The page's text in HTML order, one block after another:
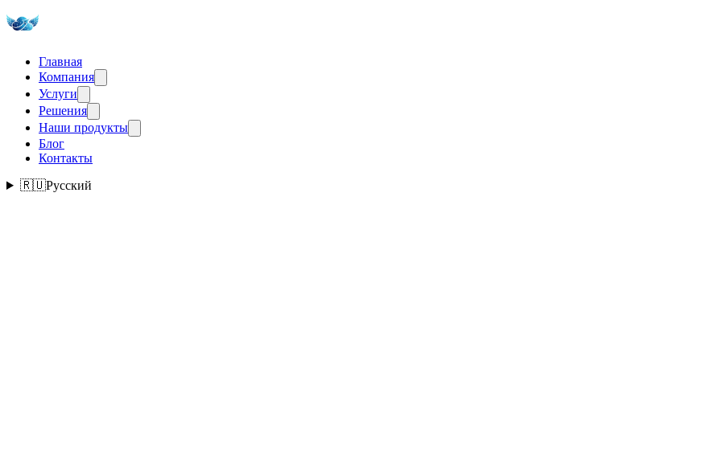
Главная
Компания
Услуги
Решения
Наши продукты
Блог
Контакты
🇷🇺Русский